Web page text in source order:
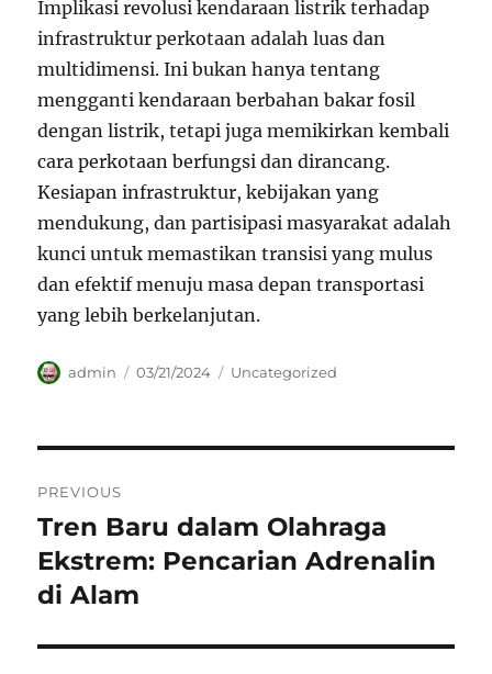
Implikasi revolusi kendaraan listrik terhadap
infrastruktur perkotaan adalah luas dan
multidimensi. Ini bukan hanya tentang
mengganti kendaraan berbahan bakar fosil
dengan listrik, tetapi juga memikirkan kembali
cara perkotaan berfungsi dan dirancang.
Kesiapan infrastruktur, kebijakan yang
mendukung, dan partisipasi masyarakat adalah
kunci untuk memastikan transisi yang mulus
dan efektif menuju masa depan transportasi
yang lebih berkelanjutan.
Author
admin
Posted
03/21/2024 Categories
Uncategorized
pos
PREVIOUS
Previous
post:
Tren Baru dalam Olahraga
Ekstrem: Pencarian Adrenalin
di Alam